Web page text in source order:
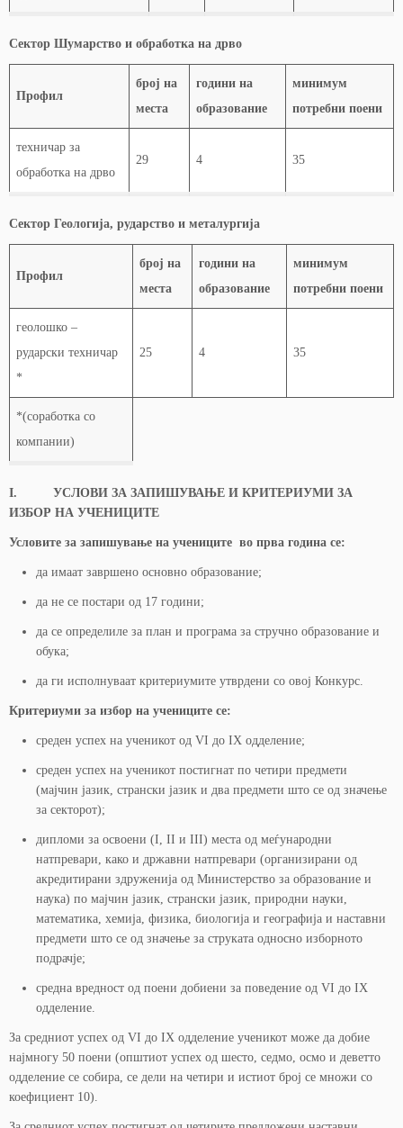
Сектор Шумарство и обработка на дрво
Профил
број на
места
години на
образование
минимум
потребни поени
техничар за
обработка на дрво
29 4 35
Сектор Геологија, рударство и металургија
Профил
број на
места
години на
образование
минимум
потребни поени
геолошко –
рударски техничар
*
25 4 35
*(соработка со
компании)
I. УСЛОВИ ЗА ЗАПИШУВАЊЕ И КРИТЕРИУМИ ЗА
ИЗБОР НА УЧЕНИЦИТЕ
Условите за запишување на учениците во прва година се:
да имаат завршено основно образование;
да не се постари од 17 години;
да се определиле за план и програма за стручно образование и
обука;
да ги исполнуваат критериумите утврдени со овој Конкурс.
Критериуми за избор на учениците се:
среден успех на ученикот од VI до IX одделение;
среден успех на ученикот постигнат по четири предмети
(мајчин јазик, странски јазик и два предмети што се од значење
за секторот);
дипломи за освоени (I, II и III) места од меѓународни
натпревари, како и државни натпревари (организирани од
акредитирани здруженија од Министерство за образование и
наука) по мајчин јазик, странски јазик, природни науки,
математика, хемија, физика, биологија и географија и наставни
предмети што се од значење за струката односно изборното
подрачје;
средна вредност од поени добиени за поведение од VI до IX
одделение.
За средниот успех од VI до IX одделение ученикот може да добие
најмногу 50 поени (општиот успех од шесто, седмо, осмо и деветто
одделение се собира, се дели на четири и истиот број се множи со
коефициент 10).